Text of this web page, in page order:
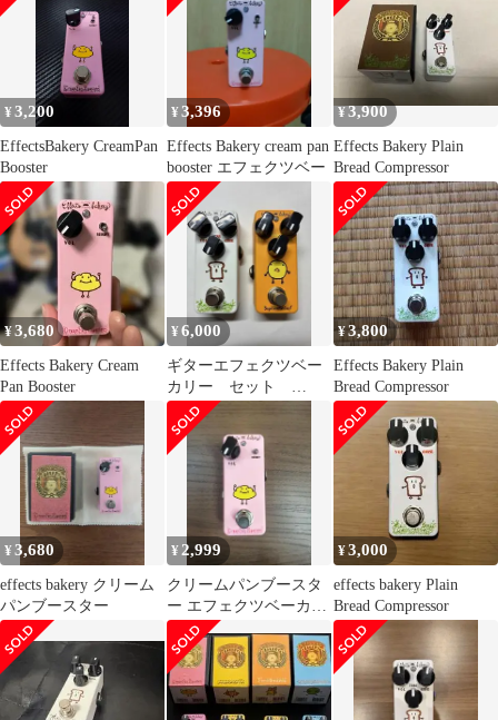
サー ミニペダル ギター
ベース エフェクター
¥3,200
EffectsBakery CreamPan
Booster
¥3,396
Effects Bakery cream pan
booster エフェクツベー
¥3,900
Effects Bakery Plain
Bread Compressor
¥3,680
Effects Bakery Cream
Pan Booster
¥6,000
ギターエフェクツベー
カリー セット
Effects Bakery
¥3,800
Effects Bakery Plain
Bread Compressor
¥3,680
effects bakery クリーム
パンブースター
¥ 2,999
クリームパンブースタ
ー エフェクツベーカリ
ー
¥3,000
effects bakery Plain
Bread Compressor